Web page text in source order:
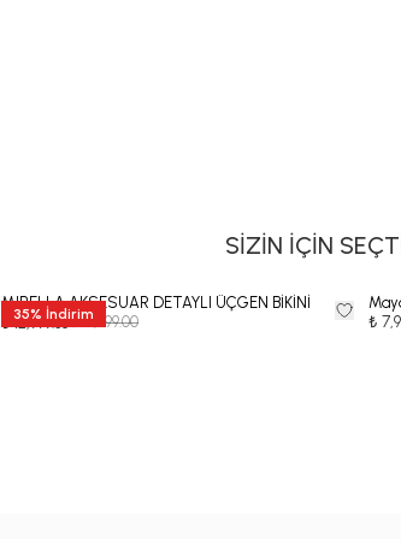
SİZİN İÇİN
35% İndirim
MIRELLA AKSESUAR DETAYLI ÜÇGEN BİKİNİ
₺ 12,999.35₺ 19,999.00
₺